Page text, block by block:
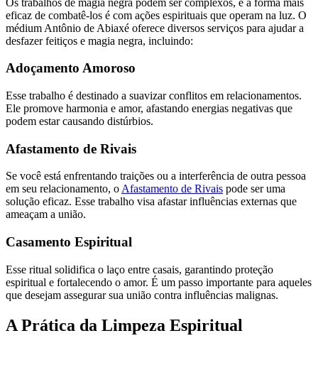
eficaz de combatê-los é com ações espirituais que operam na luz. O
médium Antônio de Abiaxé oferece diversos serviços para ajudar a
desfazer feitiços e magia negra, incluindo:
Adoçamento Amoroso
Esse trabalho é destinado a suavizar conflitos em relacionamentos.
Ele promove harmonia e amor, afastando energias negativas que
podem estar causando distúrbios.
Afastamento de Rivais
Se você está enfrentando traições ou a interferência de outra pessoa
em seu relacionamento, oAfastamento de Rivais pode ser uma
solução eficaz. Esse trabalho visa afastar influências externas que
ameaçam a união.
Casamento Espiritual
Esse ritual solidifica o laço entre casais, garantindo proteção
espiritual e fortalecendo o amor. É um passo importante para aqueles
que desejam assegurar sua união contra influências malignas.
A Prática da Limpeza Espiritual